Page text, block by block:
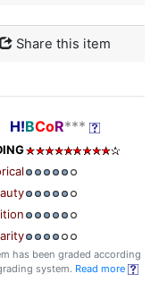
Share this item
H!BCoR***
arity
has been graded according
system. Read more